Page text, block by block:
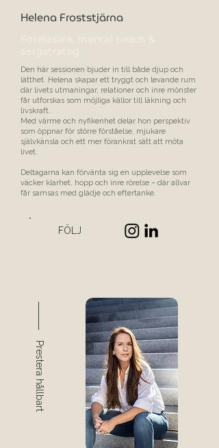
Helena Froststjärna
Föreläsare, mental coach &
sorgstrateg
Den här sessionen bjuder in till både djup och
lätthet. Helena skapar ett tryggt och levande rum
där livets utmaningar, relationer och inre mönster
får utforskas som möjliga källor till läkning och
livskraft.
Med värme och nyfikenhet delar hon perspektiv
som öppnar för större förståelse, mjukare
självkänsla och ett mer förankrat sätt att möta
livet.
Deltagarna kan förvänta sig en upplevelse som
väcker klarhet, hopp och inre rörelse – där allvar
får samsas med glädje och eftertanke.
FÖLJ
Prestera hållbart